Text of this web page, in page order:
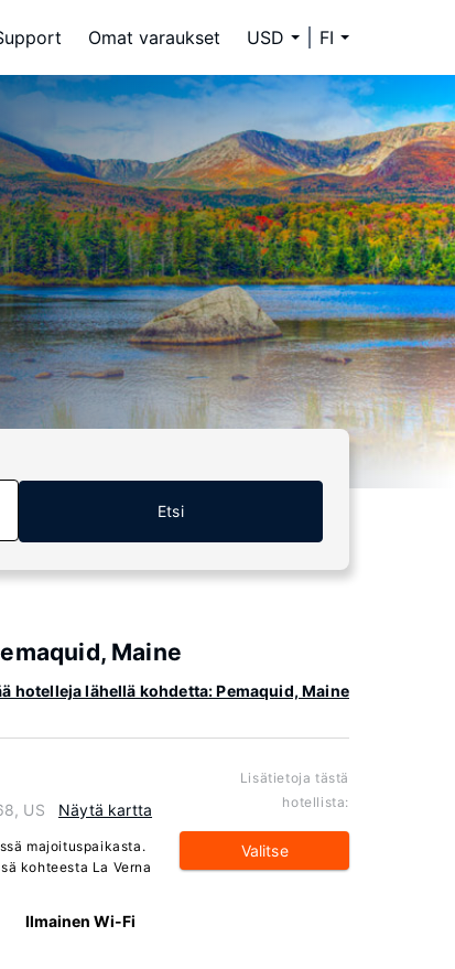
Omat varaukset USD FI
Etsi
Maine
hotelleja lähellä kohdetta: Pemaquid, Maine
US Näytä kartta
majoituspaikasta.
kohteesta La Verna
Ilmainen Wi-Fi
Lisätietoja tästä
hotellista:
Valitse